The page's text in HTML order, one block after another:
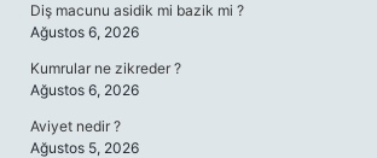
Diş macunu asidik mi bazik mi ?
Ağustos 6, 2026
Kumrular ne zikreder ?
Ağustos 6, 2026
Aviyet nedir ?
Ağustos 5, 2026